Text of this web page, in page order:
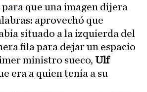
que una imagen dijera
aprovechó que
situado a la izquierda del
fila para dejar un espacio
ministro sueco, Ulf
era a quien tenía a su